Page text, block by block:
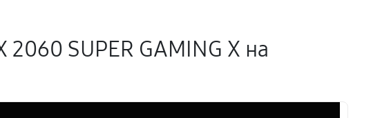
SUPER GAMING X на